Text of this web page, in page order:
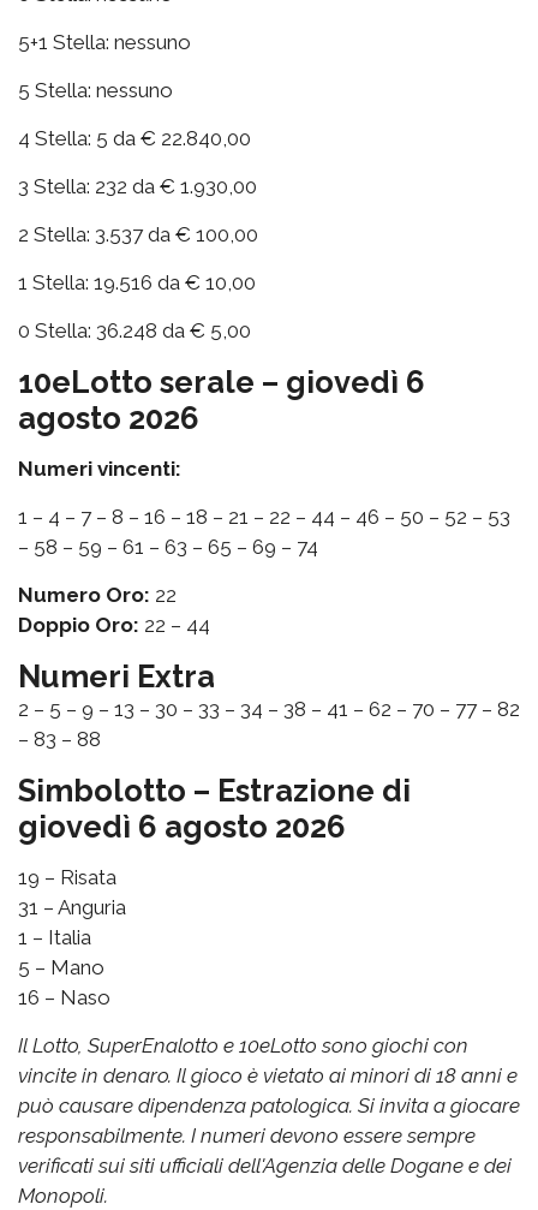
5+1 Stella: nessuno
5 Stella: nessuno
4 Stella: 5 da € 22.840,00
3 Stella: 232 da € 1.930,00
2 Stella: 3.537 da € 100,00
1 Stella: 19.516 da € 10,00
0 Stella: 36.248 da € 5,00
10eLotto serale – giovedì 6
agosto 2026
Numeri vincenti:
1 – 4 – 7 – 8 – 16 – 18 – 21 – 22 – 44 – 46 – 50 – 52 – 53
– 58 – 59 – 61 – 63 – 65 – 69 – 74
Numero Oro: 22
Doppio Oro: 22 – 44
Numeri Extra
2 – 5 – 9 – 13 – 30 – 33 – 34 – 38 – 41 – 62 – 70 – 77 – 82
– 83 – 88
Simbolotto – Estrazione di
giovedì 6 agosto 2026
19 – Risata
31 – Anguria
1 – Italia
5 – Mano
16 – Naso
Il Lotto, SuperEnalotto e 10eLotto sono giochi con
vincite in denaro. Il gioco è vietato ai minori di 18 anni e
può causare dipendenza patologica. Si invita a giocare
responsabilmente. I numeri devono essere sempre
verificati sui siti ufficiali dell'Agenzia delle Dogane e dei
Monopoli.